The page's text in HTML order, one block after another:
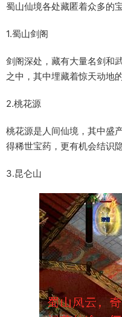
蜀山仙境各处藏匿着众多的
1.蜀山剑阁
剑阁深处，藏有大量名剑和
之中，其中埋藏着惊天动地
2.桃花源
桃花源是人间仙境，其中盛
得稀世宝药，更有机会结识
3.昆仑山